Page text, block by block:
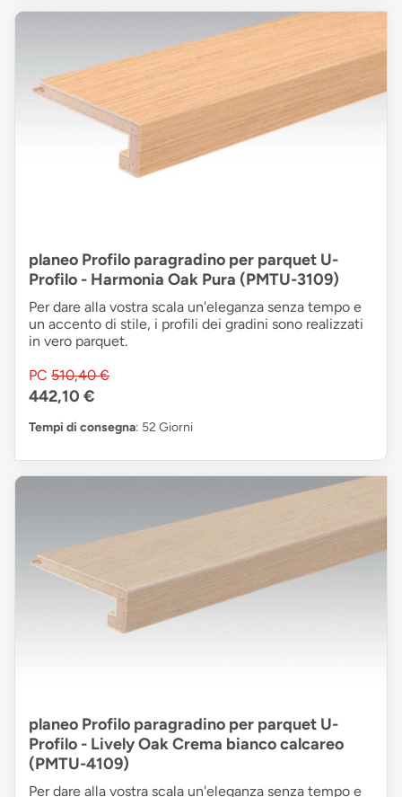
planeo Profilo paragradino per parquet U-
Profilo - Harmonia Oak Pura (PMTU-3109)
Per dare alla vostra scala un'eleganza senza tempo e
un accento di stile, i profili dei gradini sono realizzati
in vero parquet.
PC 510,40 €
442,10 €
Tempi di consegna: 52 Giorni
planeo Profilo paragradino per parquet U-
Profilo - Lively Oak Crema bianco calcareo
(PMTU-4109)
Per dare alla vostra scala un'eleganza senza tempo e